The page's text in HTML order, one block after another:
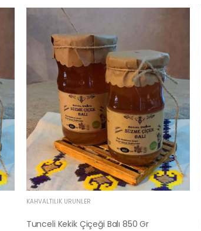
KAHVALTILIK ÜRÜNLER
Tunceli Kekik Çiçeği Balı 850 Gr